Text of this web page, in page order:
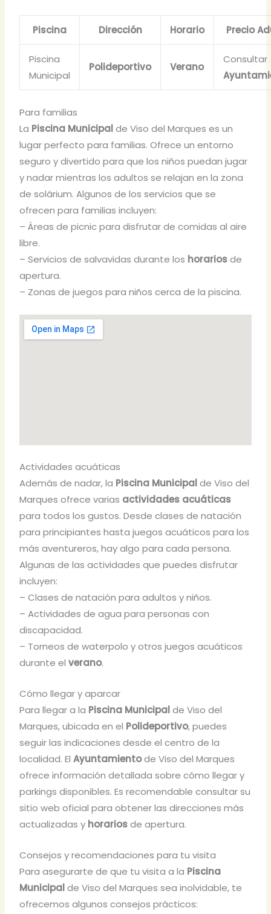
Piscina Dirección Horario Precio
Piscina
Municipal
Polideportivo Verano
Consultar
Para familias
La Piscina Municipal de Viso del Marques es un
lugar perfecto para familias. Ofrece un entorno
seguro y divertido para que los niños puedan jugar
y nadar mientras los adultos se relajan en la zona
de solárium. Algunos de los servicios que se
ofrecen para familias incluyen:
– Áreas de picnic para disfrutar de comidas al aire
libre.
– Servicios de salvavidas durante los horariosde
apertura.
– Zonas de juegos para niños cerca de la piscina.
Actividades acuáticas
Además de nadar, la Piscina Municipalde Viso del
Marques ofrece varias actividades acuáticas
para todos los gustos. Desde clases de natación
para principiantes hasta juegos acuáticos para los
más aventureros, hay algo para cada persona.
Algunas de las actividades que puedes disfrutar
incluyen:
– Clases de natación para adultos y niños.
– Actividades de agua para personas con
discapacidad.
– Torneos de waterpolo y otros juegos acuáticos
durante elverano.
Cómo llegar y aparcar
Para llegar a la Piscina Municipalde Viso del
Marques, ubicada en el Polideportivo, puedes
seguir las indicaciones desde el centro de la
localidad. ElAyuntamientode Viso del Marques
ofrece información detallada sobre cómo llegar y
parkings disponibles. Es recomendable consultar su
sitio web oficial para obtener las direcciones más
actualizadas y horariosde apertura.
Consejos y recomendaciones para tu visita
Para asegurarte de que tu visita a la Piscina
Municipalde Viso del Marques sea inolvidable, te
ofrecemos algunos consejos prácticos: